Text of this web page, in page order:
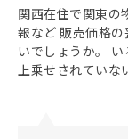
関西在住で関東の
報など 販売価格
いでしょうか。
上乗せされていな